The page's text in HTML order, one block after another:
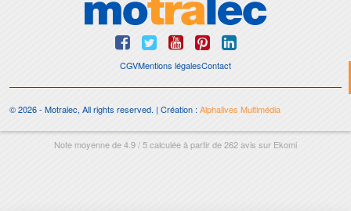
CGVMentions légalesContact
© 2026 - Motralec, All rights reserved. | Création :Alphalives Multimédia
Note moyenne de4.9/5calculée à partir de262avis sur Ekomi